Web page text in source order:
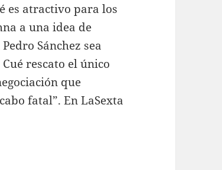
es atractivo para los
a una idea de
Sánchez sea
rescato el único
que
fatal”. En LaSexta